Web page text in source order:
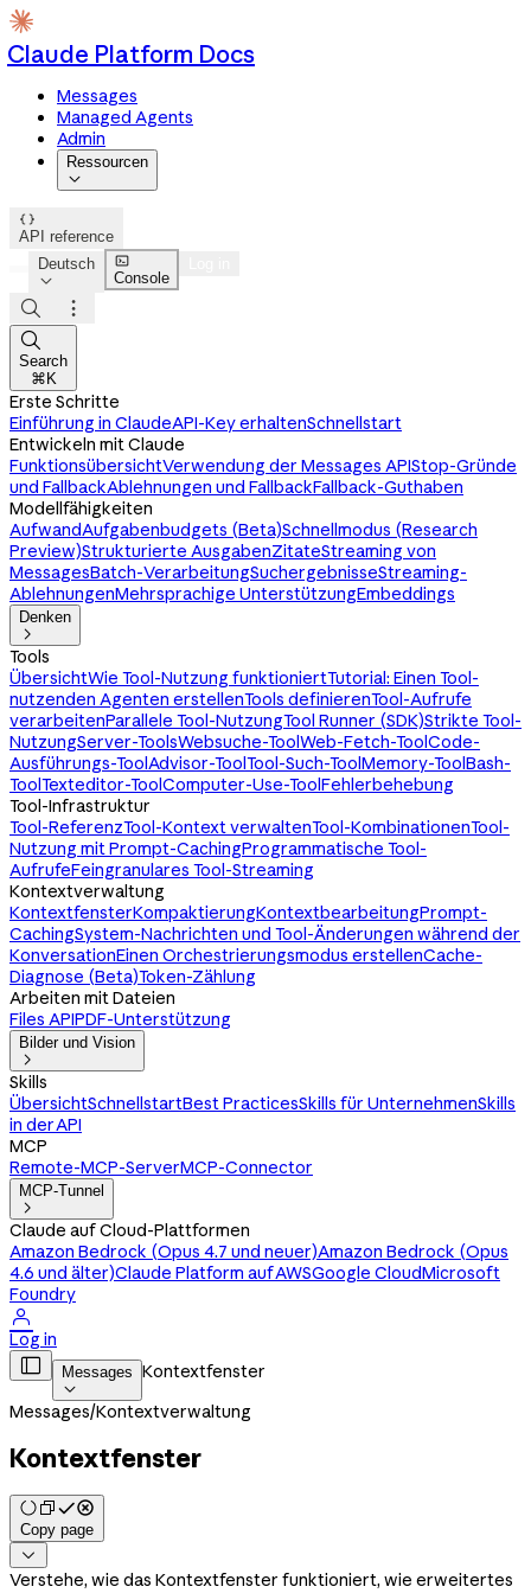
Claude Platform Docs
Messages
Managed Agents
Admin
Ressourcen


API reference
Deutsch


Console



Search
⌘K
Erste Schritte
Einführung in ClaudeAPI-Key erhaltenSchnellstart
Entwickeln mit Claude
FunktionsübersichtVerwendung der Messages APIStop-Gründe
und FallbackAblehnungen und FallbackFallback-Guthaben
Modellfähigkeiten
AufwandAufgabenbudgets (Beta)Schnellmodus (Research
Preview)Strukturierte AusgabenZitateStreaming von
MessagesBatch-VerarbeitungSuchergebnisseStreaming-
AblehnungenMehrsprachige UnterstützungEmbeddings
Denken

Tools
ÜbersichtWie Tool-Nutzung funktioniertTutorial: Einen Tool-
nutzenden Agenten erstellenTools definierenTool-Aufrufe
verarbeitenParallele Tool-NutzungTool Runner (SDK)Strikte Tool-
NutzungServer-ToolsWebsuche-ToolWeb-Fetch-ToolCode-
Ausführungs-ToolAdvisor-ToolTool-Such-ToolMemory-ToolBash-
ToolTexteditor-ToolComputer-Use-ToolFehlerbehebung
Tool-Infrastruktur
Tool-ReferenzTool-Kontext verwaltenTool-KombinationenTool-
Nutzung mit Prompt-CachingProgrammatische Tool-
AufrufeFeingranulares Tool-Streaming
Kontextverwaltung
KontextfensterKompaktierungKontextbearbeitungPrompt-
CachingSystem-Nachrichten und Tool-Änderungen während der
KonversationEinen Orchestrierungsmodus erstellenCache-
Diagnose (Beta)Token-Zählung
Arbeiten mit Dateien
Files APIPDF-Unterstützung
Bilder und Vision

Skills
ÜbersichtSchnellstartBest PracticesSkills für UnternehmenSkills
in der API
MCP
Remote-MCP-ServerMCP-Connector
MCP-Tunnel

Claude auf Cloud-Plattformen
Amazon Bedrock (Opus 4.7 und neuer)Amazon Bedrock (Opus
4.6 und älter)Claude Platform auf AWSGoogle CloudMicrosoft
Foundry

Log in
 Messages

Kontextfenster
Messages/Kontextverwaltung
Kontextfenster
Copy page

Verstehe, wie das Kontextfenster funktioniert, wie erweitertes